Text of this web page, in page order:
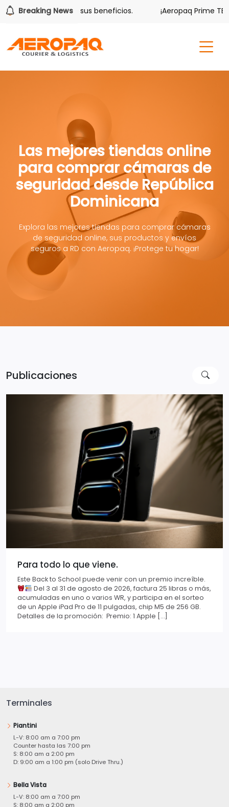
Breaking News
también tiene sus beneficios. ¡Aeropaq Prime TE
Las mejores tiendas online
para comprar cámaras de
seguridad desde República
Dominicana
Explora las mejores tiendas para comprar cámaras
de seguridad online, sus productos y envíos
seguros a RD con Aeropaq. ¡Protege tu hogar!
Publicaciones
Para todo lo que viene.
Este Back to School puede venir con un premio increíble.
Del 3 al 31 de agosto de 2026, factura 25 libras o más,
acumuladas en uno o varios WR, y participa en el sorteo
de un Apple iPad Pro de 11 pulgadas, chip M5 de 256 GB.
Detalles de la promoción: Premio: 1 Apple […]
Terminales
Piantini
L-V: 8:00 am a 7:00 pm
Counter hasta las 7:00 pm
S: 8:00 am a 2:00 pm
D: 9:00 am a 1:00 pm (solo Drive Thru.)
Bella Vista
L-V: 8:00 am a 7:00 pm
S: 8:00 am a 2:00 pm